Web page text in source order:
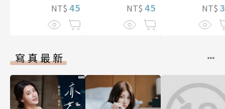
兩人是甜蜜的現
在進行式～ 05
NT$ 45 NT$ 45 NT$
寫真最新